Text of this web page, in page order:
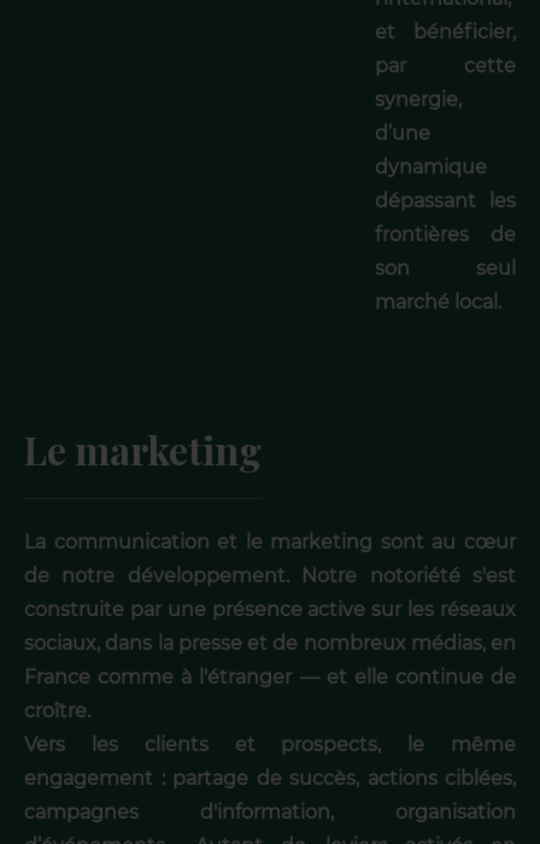
et bénéficier,
par cette
synergie,
d’une
dynamique
dépassant les
frontières de
son seul
marché local.
Le marketing
La communication et le marketing sont au cœur
de notre développement. Notre notoriété s'est
construite par une présence active sur les réseaux
sociaux, dans la presse et de nombreux médias, en
France comme à l'étranger — et elle continue de
croître.
Vers les clients et prospects, le même
engagement : partage de succès, actions ciblées,
campagnes d'information, organisation